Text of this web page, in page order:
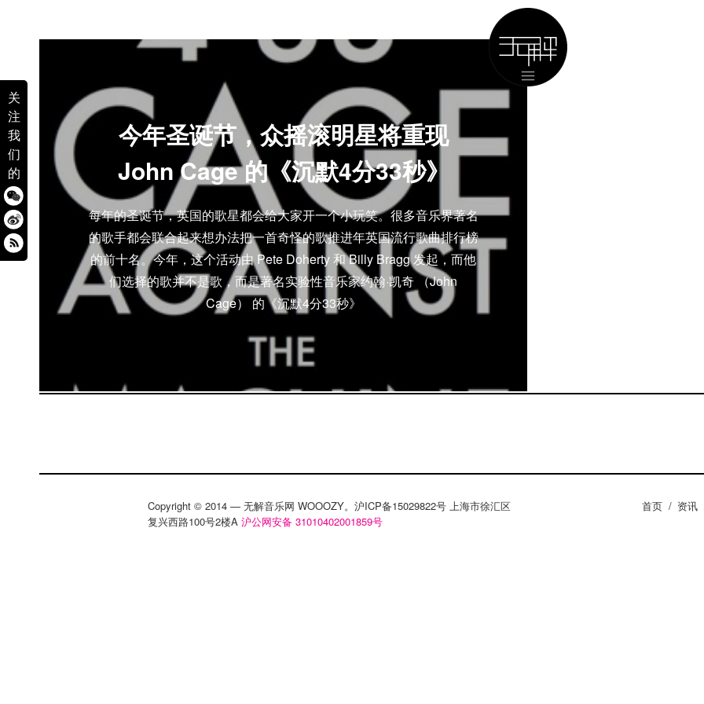
关
注
我
们
的
今年圣诞节，众摇滚明星将重现
John Cage 的《沉默4分33秒》
每年的圣诞节，英国的歌星都会给大家开一个小玩笑。很多音乐界著名
的歌手都会联合起来想办法把一首奇怪的歌推进年英国流行歌曲排行榜
的前十名。今年，这个活动由 Pete Doherty 和 Billy Bragg 发起，而他
们选择的歌并不是歌，而是著名实验性音乐家约翰·凯奇 （John
Cage） 的《沉默4分33秒》
Copyright © 2014 — 无解音乐网 WOOOZY。沪ICP备15029822号 上海市徐汇区
复兴西路100号2楼A 沪公网安备 31010402001859号
首页 / 资讯